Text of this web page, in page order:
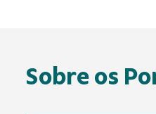
Sobre os